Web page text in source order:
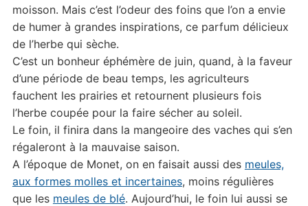
moisson. Mais c’est l’odeur des foins que l’on a envie
de humer à grandes inspirations, ce parfum délicieux
de l’herbe qui sèche.
C’est un bonheur éphémère de juin, quand, à la faveur
d’une période de beau temps, les agriculteurs
fauchent les prairies et retournent plusieurs fois
l’herbe coupée pour la faire sécher au soleil.
Le foin, il finira dans la mangeoire des vaches qui s’en
régaleront à la mauvaise saison.
A l’époque de Monet, on en faisait aussi des meules,
aux formes molles et incertaines, moins régulières
que les meules de blé. Aujourd’hui, le foin lui aussi se